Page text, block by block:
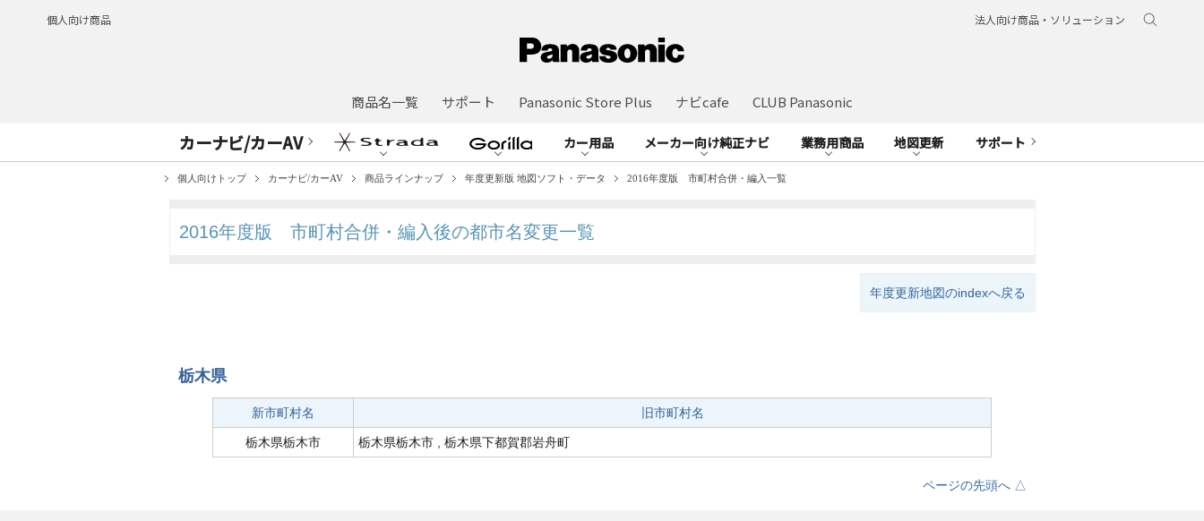
個人向け商品
商品名一覧 サポート Panasonic Store Plus ナビcafe CLUB Panasonic
法人向け商品・ソリューション
カーナビ/カーAV カー用品 メーカー向け純正ナビ 業務用商品 地図更新 サポート
個人向けトップ カーナビ/カーAV 商品ラインナップ 年度更新版 地図ソフト・データ 2016年度版 市町村合併・編入一覧
2016年度版 市町村合併・編入後の都市名変更一覧
年度更新地図のindexへ戻る
栃木県
新市町村名 旧市町村名
栃木県栃木市 栃木県栃木市 , 栃木県下都賀郡岩舟町
ページの先頭へ △